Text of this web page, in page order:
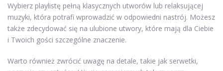
Wybierz playlistę pełną klasycznych utworów lub relaksującej
muzyki, która potrafi wprowadzić w odpowiedni nastrój. Możesz
także zdecydować się na ulubione utwory, które mają dla Ciebie
i Twoich gości szczególne znaczenie.
Warto również zwrócić uwagę na detale, takie jak serwetki,